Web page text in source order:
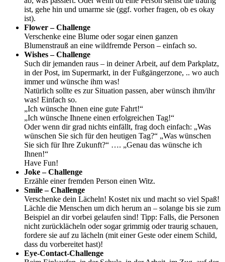
ist, gehe hin und umarme sie (ggf. vorher fragen, ob es okay
ist).
Flower – Challenge
Verschenke eine Blume oder sogar einen ganzen
Blumenstrauß an eine wildfremde Person – einfach so.
Wishes – Challenge
Such dir jemanden raus – in deiner Arbeit, auf dem Parkplatz,
in der Post, im Supermarkt, in der Fußgängerzone, .. wo auch
immer und wünsche ihm was!
Natürlich sollte es zur Situation passen, aber wünsch ihm/ihr
was! Einfach so.
„Ich wünsche Ihnen eine gute Fahrt!“
„Ich wünsche Ihnene einen erfolgreichen Tag!“
Oder wenn dir grad nichts einfällt, frag doch einfach: „Was
wünschen Sie sich für den heutigen Tag?“ „Was wünschen
Sie sich für Ihre Zukunft?“ …. „Genau das wünsche ich
Ihnen!“
Have Fun!
Joke – Challenge
Erzähle einer fremden Person einen Witz.
Smile – Challenge
Verschenke dein Lächeln! Kostet nix und macht so viel Spaß!
Lächle die Menschen um dich herum an – solange bis sie zum
Beispiel an dir vorbei gelaufen sind! Tipp: Falls, die Personen
nicht zurücklächeln oder sogar grimmig oder traurig schauen,
fordere sie auf zu lächeln (mit einer Geste oder einem Schild,
dass du vorbereitet hast)!
Eye-Contact-Challenge